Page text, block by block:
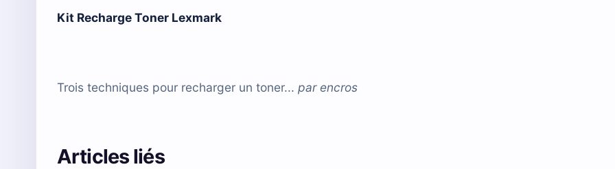
Kit Recharge Toner Lexmark
Trois techniques pour recharger un toner... parencros
Articles liés